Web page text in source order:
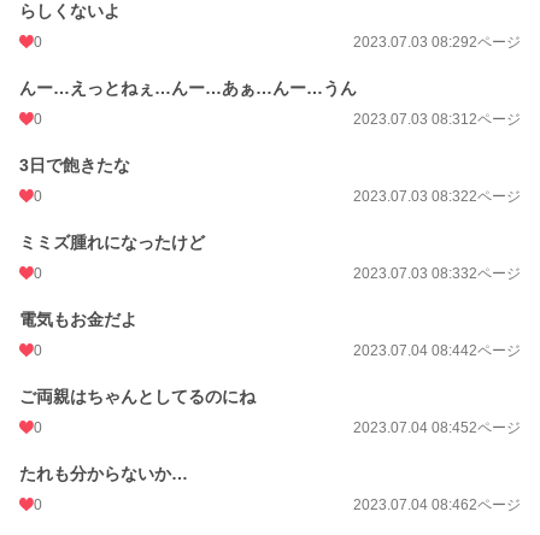
らしくないよ
0 2023.07.03 08:292ページ
んー…えっとねぇ…んー…あぁ…んー…うん
0 2023.07.03 08:312ページ
3日で飽きたな
0 2023.07.03 08:322ページ
ミミズ腫れになったけど
0 2023.07.03 08:332ページ
電気もお金だよ
0 2023.07.04 08:442ページ
ご両親はちゃんとしてるのにね
0 2023.07.04 08:452ページ
たれも分からないか…
0 2023.07.04 08:462ページ